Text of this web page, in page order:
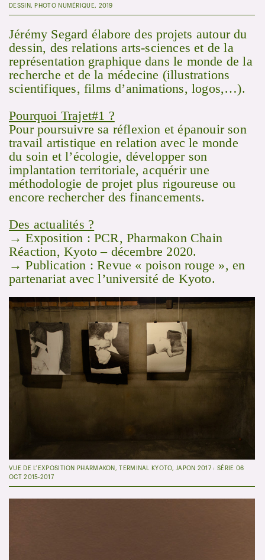
DESSIN, PHOTO NUMÉRIQUE, 2019
Jérémy Segard élabore des projets autour du
dessin, des relations arts-sciences et de la
représentation graphique dans le monde de la
recherche et de la médecine (illustrations
scientifiques, films d’animations, logos,…).
Pourquoi Trajet#1 ?
Pour poursuivre sa réflexion et épanouir son
travail artistique en relation avec le monde
du soin et l’écologie, développer son
implantation territoriale, acquérir une
méthodologie de projet plus rigoureuse ou
encore rechercher des financements.
Des actualités ?
→ Exposition : PCR, Pharmakon Chain
Réaction, Kyoto – décembre 2020.
→ Publication : Revue « poison rouge », en
partenariat avec l’université de Kyoto.
VUE DE L’EXPOSITION PHARMAKON, TERMINAL KYOTO, JAPON 2017 : SÉRIE 06
OCT 2015-2017